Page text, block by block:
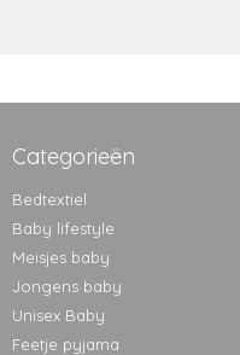
Categorieën
Bedtextiel
Baby lifestyle
Meisjes baby
Jongens baby
Unisex Baby
Feetje pyjama